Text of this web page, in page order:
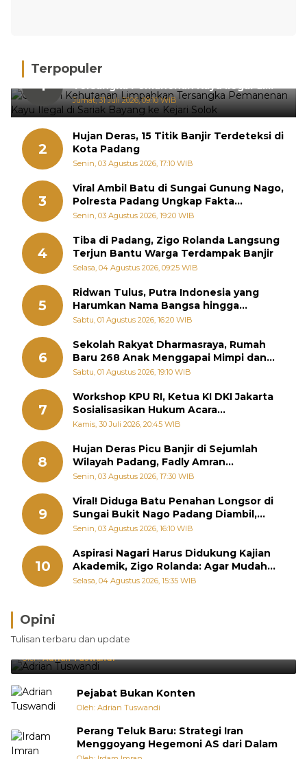
Terpopuler
1
Gakkum Kehutanan Limpahkan
Tersangka Pemanenan Kayu Ilegal di
Sariak Bayang ke Kejari Solok
Jumat, 31 Juli 2026, 09:10 WIB
2
Hujan Deras, 15 Titik Banjir Terdeteksi di
Kota Padang
Senin, 03 Agustus 2026, 17:10 WIB
3
Viral Ambil Batu di Sungai Gunung Nago,
Polresta Padang Ungkap Fakta
Sebenarnya
Senin, 03 Agustus 2026, 19:20 WIB
4
Tiba di Padang, Zigo Rolanda Langsung
Terjun Bantu Warga Terdampak Banjir
Selasa, 04 Agustus 2026, 09:25 WIB
5
Ridwan Tulus, Putra Indonesia yang
Harumkan Nama Bangsa hingga
Diabadikan dalam Buku Jepang
Sabtu, 01 Agustus 2026, 16:20 WIB
6
Sekolah Rakyat Dharmasraya, Rumah
Baru 268 Anak Menggapai Mimpi dan
Memutus Rantai Kemiskinan
Sabtu, 01 Agustus 2026, 19:10 WIB
7
Workshop KPU RI, Ketua KI DKI Jakarta
Sosialisasikan Hukum Acara
Penyelesaian Sengketa Informasi Publik
Kamis, 30 Juli 2026, 20:45 WIB
8
Hujan Deras Picu Banjir di Sejumlah
Wilayah Padang, Fadly Amran
Perintahkan OPD Siaga
Senin, 03 Agustus 2026, 17:30 WIB
9
Viral! Diduga Batu Penahan Longsor di
Sungai Bukit Nago Padang Diambil,
Warga Khawatir Bencana Terulang
Senin, 03 Agustus 2026, 16:10 WIB
10
Aspirasi Nagari Harus Didukung Kajian
Akademik, Zigo Rolanda: Agar Mudah
Diperjuangkan di Kementerian
Selasa, 04 Agustus 2026, 15:35 WIB
Opini
Tulisan terbaru dan update
Brasil Lebih Diunggulkan, tetapi Jepang Selalu
Punya Cara Membuat Kejutan
Oleh:Adrian Tuswandi
Pejabat Bukan Konten
Oleh: Adrian Tuswandi
Perang Teluk Baru: Strategi Iran
Menggoyang Hegemoni AS dari Dalam